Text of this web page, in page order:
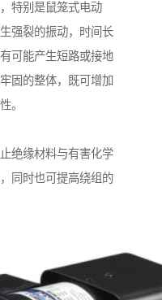
特别是鼠笼式电动
强裂的振动，时间长
可能产生短路或接地
固的整体，既可增加
。
绝缘材料与有害化学
同时也可提高绕组的